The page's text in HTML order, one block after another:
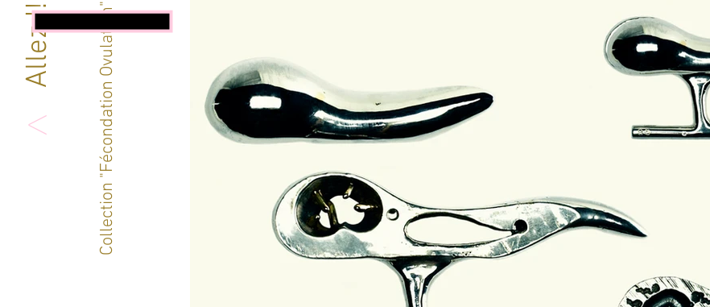
Allez !!
< Collection "Fécondation Ovulation"